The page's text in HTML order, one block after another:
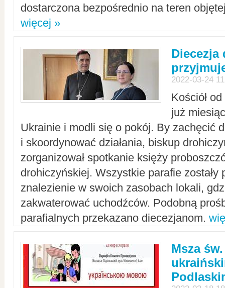
dostarczona bezpośrednio na teren
więcej »
Diecezja
2022-03-24
Kościół
już
Ukrainie i modli się o pokój. By zachęcić
i skoordynować działania, biskup
zorganizował spotkanie księży
drohiczyńskiej. Wszystkie parafie zostały
znalezienie w swoich zasobach lokali,
zakwaterować uchodźców. Podobną
parafialnych przekazano diecezjanom.
Msza